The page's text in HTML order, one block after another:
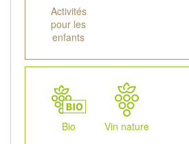
Activités
pour les
enfants
Bio Vin nature